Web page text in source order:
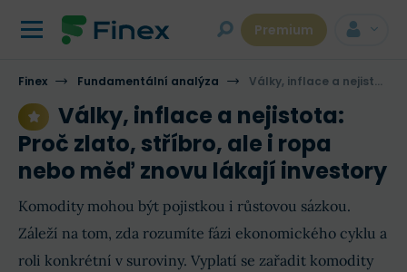
Premium
Finex Fundamentální analýza Války, inflace a nejistota: Proč zlato, stříbro, ale i ropa nebo měď znovu lákají investory
Války, inflace a nejistota:
Proč zlato, stříbro, ale i ropa
nebo měď znovu lákají investory
Komodity mohou být pojistkou i růstovou sázkou.
Záleží na tom, zda rozumíte fázi ekonomického cyklu a
roli konkrétní v suroviny. Vyplatí se zařadit komodity